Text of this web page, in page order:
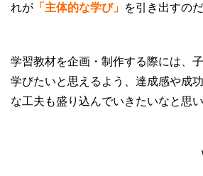
れが 「主体的な学び」 を引き出すの
学習教材を企画・制作する際には、
学びたいと思えるよう、達成感や成
な工夫も盛り込んでいきたいなと思い